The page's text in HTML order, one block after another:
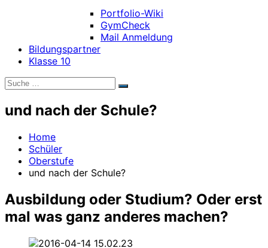
Portfolio-Wiki
GymCheck
Mail Anmeldung
Bildungspartner
Klasse 10
Suche
Suchen
und nach der Schule?
Home
Schüler
Oberstufe
und nach der Schule?
Ausbildung oder Studium? Oder erst
mal was ganz anderes machen?